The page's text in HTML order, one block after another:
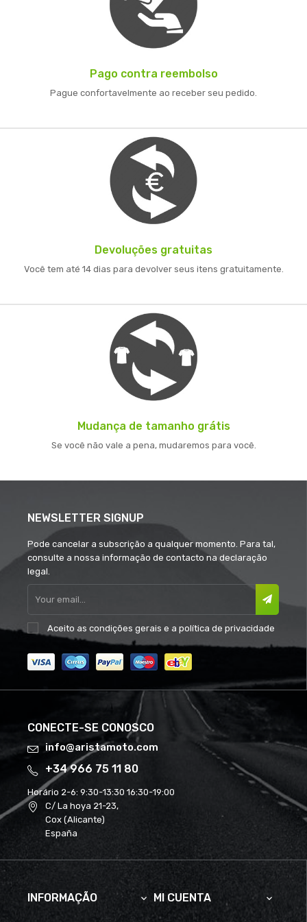
Pago contra reembolso
Pague confortavelmente ao receber seu pedido.
Devoluções gratuitas
Você tem até 14 dias para devolver seus itens gratuitamente.
Mudança de tamanho grátis
Se você não vale a pena, mudaremos para você.
NEWSLETTER SIGNUP
Pode cancelar a subscrição a qualquer momento. Para tal,
consulte a nossa informação de contacto na declaração
legal.
Aceito as condições gerais e a política de privacidade
CONECTE-SE CONOSCO
info@aristamoto.com
+34 966 75 11 80
Horário 2-6: 9:30-13:30 16:30-19:00
C/ La hoya 21-23,
Cox (Alicante)
España
INFORMAÇÃO  MI CUENTA 